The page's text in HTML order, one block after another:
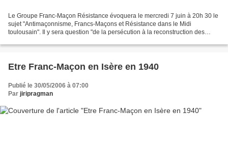
Le Groupe Franc-Maçon Résistance évoquera le mercredi 7 juin à 20h 30 le
sujet "Antimaçonnisme, Francs-Maçons et Résistance dans le Midi
toulousain". Il y sera question "de la persécution à la reconstruction des
Etre Franc-Maçon en Isère en 1940
Publié le 30/05/2006 à 07:00
Par jiripragman